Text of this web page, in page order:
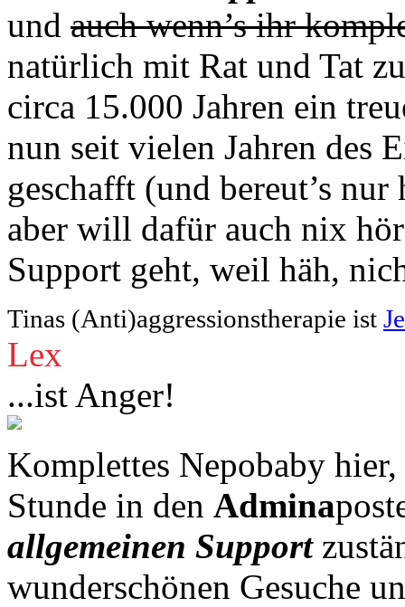
und auch wenn’s ihr
natürlich mit Rat und Tat
circa 15.000 Jahren ein
nun seit vielen Jahren des
geschafft (und bereut’s
aber will dafür auch nix
Support geht, weil häh,
Tinas (Anti)aggressionstherapie ist
Lex
...ist Anger!
Komplettes Nepobaby
Stunde in den Admina
allgemeinen Support
wunderschönen Gesuche